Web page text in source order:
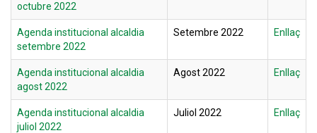
octubre 2022
Agenda institucional alcaldia
setembre 2022
Setembre 2022 Enllaç
Agenda institucional alcaldia
agost 2022
Agost 2022 Enllaç
Agenda institucional alcaldia
juliol 2022
Juliol 2022 Enllaç